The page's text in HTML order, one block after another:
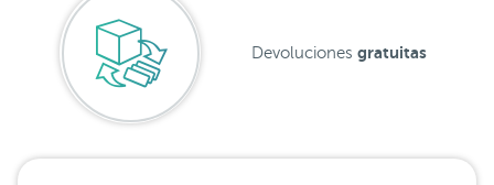
Devoluciones gratuitas